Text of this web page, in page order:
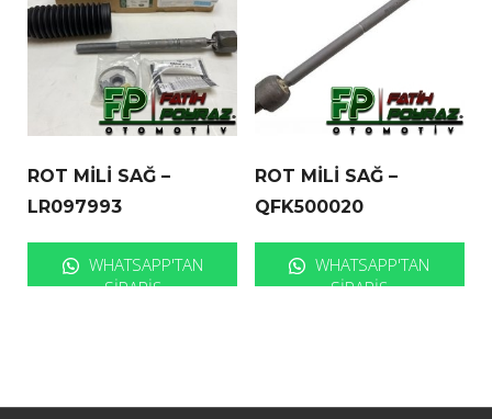
ROT MİLİ SAĞ –
LR097993
WHATSAPP'TAN
SIPARIŞ
ROT MİLİ SAĞ –
QFK500020
WHATSAPP'TAN
SIPARIŞ